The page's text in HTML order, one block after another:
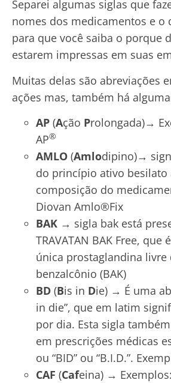
Separei algumas siglas que
nomes dos medicamentos e o
para que você saiba o porque
estarem impressas em suas
Muitas delas são abreviações
ações mas, também há
AP (Ação Prolongada)→
AP®
AMLO (Amlodipino)→
do princípio ativo
composição do
Diovan Amlo®Fix
BAK → sigla bak está
TRAVATAN BAK Free, que
única prostaglandina livre
benzalcônio (BAK)
BD (Bis in Die) → É uma
in die”, que em latim
por dia. Esta sigla
em prescrições médicas
ou “BID” ou “B.I.D.”.
CAF (Cafeina) →